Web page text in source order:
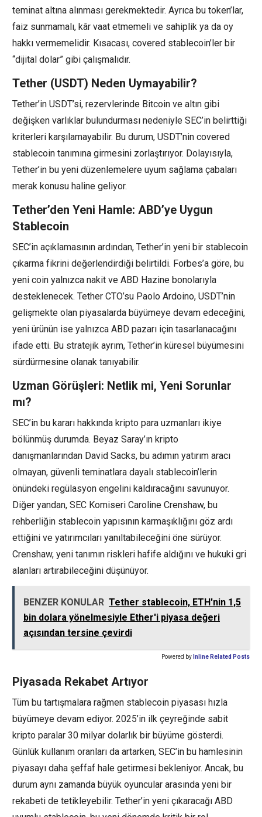
teminat altına alınması gerekmektedir. Ayrıca bu token’lar,
faiz sunmamalı, kâr vaat etmemeli ve sahiplik ya da oy
hakkı vermemelidir. Kısacası, covered stablecoin’ler bir
“dijital dolar” gibi çalışmalıdır.
Tether (USDT) Neden Uymayabilir?
Tether’in USDT’si, rezervlerinde Bitcoin ve altın gibi
değişken varlıklar bulundurması nedeniyle SEC’in belirttiği
kriterleri karşılamayabilir. Bu durum, USDT’nin covered
stablecoin tanımına girmesini zorlaştırıyor. Dolayısıyla,
Tether’in bu yeni düzenlemelere uyum sağlama çabaları
merak konusu haline geliyor.
Tether’den Yeni Hamle: ABD’ye Uygun
Stablecoin
SEC’in açıklamasının ardından, Tether’in yeni bir stablecoin
çıkarma fikrini değerlendirdiği belirtildi. Forbes’a göre, bu
yeni coin yalnızca nakit ve ABD Hazine bonolarıyla
desteklenecek. Tether CTO’su Paolo Ardoino, USDT’nin
gelişmekte olan piyasalarda büyümeye devam edeceğini,
yeni ürünün ise yalnızca ABD pazarı için tasarlanacağını
ifade etti. Bu stratejik ayrım, Tether’in küresel büyümesini
sürdürmesine olanak tanıyabilir.
Uzman Görüşleri: Netlik mi, Yeni Sorunlar
mı?
SEC’in bu kararı hakkında kripto para uzmanları ikiye
bölünmüş durumda. Beyaz Saray’ın kripto
danışmanlarından David Sacks, bu adımın yatırım aracı
olmayan, güvenli teminatlara dayalı stablecoin’lerin
önündeki regülasyon engelini kaldıracağını savunuyor.
Diğer yandan, SEC Komiseri Caroline Crenshaw, bu
rehberliğin stablecoin yapısının karmaşıklığını göz ardı
ettiğini ve yatırımcıları yanıltabileceğini öne sürüyor.
Crenshaw, yeni tanımın riskleri hafife aldığını ve hukuki gri
alanları artırabileceğini düşünüyor.
BENZER KONULAR Tether stablecoin, ETH'nin 1,5
bin dolara yönelmesiyle Ether'i piyasa değeri
açısından tersine çevirdi
Powered by Inline Related Posts
Piyasada Rekabet Artıyor
Tüm bu tartışmalara rağmen stablecoin piyasası hızla
büyümeye devam ediyor. 2025’in ilk çeyreğinde sabit
kripto paralar 30 milyar dolarlık bir büyüme gösterdi.
Günlük kullanım oranları da artarken, SEC’in bu hamlesinin
piyasayı daha şeffaf hale getirmesi bekleniyor. Ancak, bu
durum aynı zamanda büyük oyuncular arasında yeni bir
rekabeti de tetikleyebilir. Tether’in yeni çıkaracağı ABD